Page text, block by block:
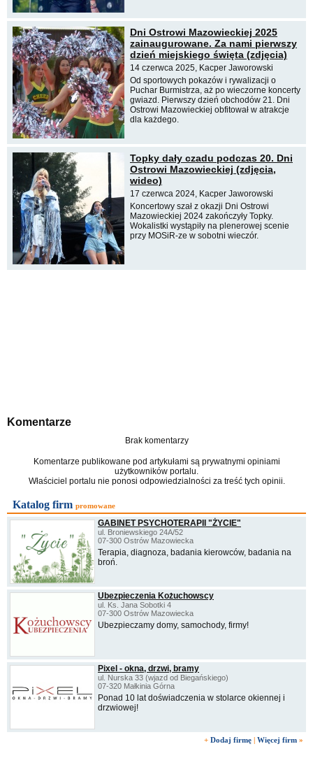
Dni Ostrowi Mazowieckiej 2025
zainaugurowane. Za nami pierwszy
dzień miejskiego święta (zdjęcia)
14 czerwca 2025, Kacper Jaworowski
Od sportowych pokazów i rywalizacji o
Puchar Burmistrza, aż po wieczorne koncerty
gwiazd. Pierwszy dzień obchodów 21. Dni
Ostrowi Mazowieckiej obfitował w atrakcje
dla każdego.
Topky dały czadu podczas 20. Dni
Ostrowi Mazowieckiej (zdjęcia,
wideo)
17 czerwca 2024, Kacper Jaworowski
Koncertowy szał z okazji Dni Ostrowi
Mazowieckiej 2024 zakończyły Topky.
Wokalistki wystąpiły na plenerowej scenie
przy MOSiR-ze w sobotni wieczór.
Komentarze
Brak komentarzy
Komentarze publikowane pod artykułami są prywatnymi opiniami
użytkowników portalu.
Właściciel portalu nie ponosi odpowiedzialności za treść tych opinii.
Katalog firm promowane
GABINET PSYCHOTERAPII "ŻYCIE"
ul. Broniewskiego 24A/52
07-300 Ostrów Mazowiecka
Terapia, diagnoza, badania kierowców, badania na
broń.
Ubezpieczenia Kożuchowscy
ul. Ks. Jana Sobotki 4
07-300 Ostrów Mazowiecka
Ubezpieczamy domy, samochody, firmy!
Pixel - okna, drzwi, bramy
ul. Nurska 33 (wjazd od Biegańskiego)
07-320 Małkinia Górna
Ponad 10 lat doświadczenia w stolarce okiennej i
drzwiowej!
+ Dodaj firmę Więcej firm »